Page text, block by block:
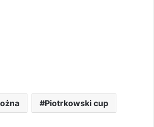
Piotrkowski cup